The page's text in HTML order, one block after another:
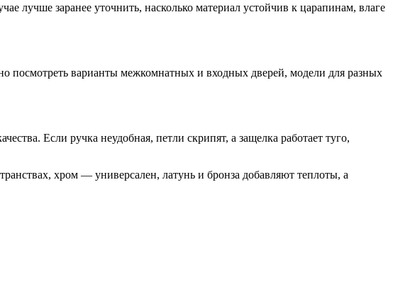
лучше заранее уточнить, насколько материал устойчив к царапинам, влаге
посмотреть варианты межкомнатных и входных дверей, модели для разных
Если ручка неудобная, петли скрипят, а защелка работает туго,
хром — универсален, латунь и бронза добавляют теплоты, а